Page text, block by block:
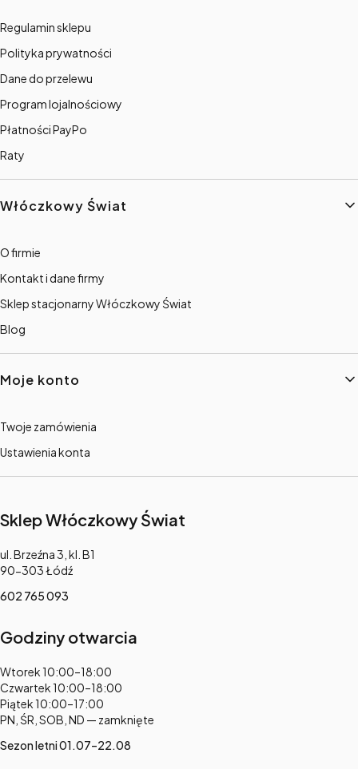
Regulamin sklepu
Polityka prywatności
Dane do przelewu
Program lojalnościowy
Płatności PayPo
Raty
Włóczkowy Świat
O firmie
Kontakt i dane firmy
Sklep stacjonarny Włóczkowy Świat
Blog
Moje konto
Twoje zamówienia
Ustawienia konta
Sklep Włóczkowy Świat
Adres:
ul. Brzeźna 3, kl. B1
90-303 Łódź
602 765 093
Godziny otwarcia
Adres:
Wtorek 10:00–18:00
Czwartek 10:00–18:00
Piątek 10:00–17:00
PN, ŚR, SOB, ND — zamknięte
Sezon letni 01.07–22.08